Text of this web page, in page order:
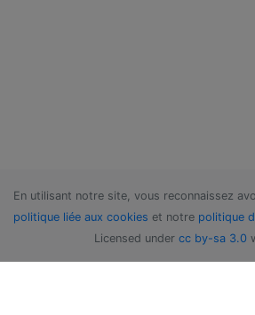
En utilisant notre site, vous reconnaissez
politique liée aux cookies et notre politique
Licensed under cc by-sa 3.0